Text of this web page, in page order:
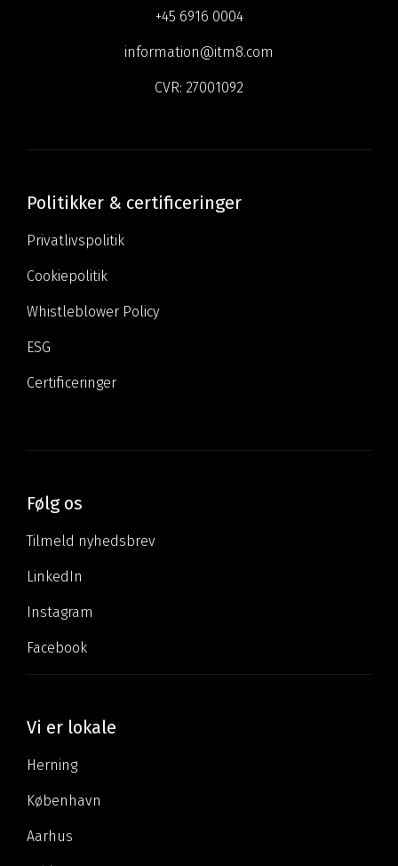
+45 6916 0004
information@itm8.com
CVR: 27001092
Politikker & certificeringer
Privatlivspolitik
Cookiepolitik
Whistleblower Policy
ESG
Certificeringer
Følg os
Tilmeld nyhedsbrev
LinkedIn
Instagram
Facebook
Vi er lokale
Herning
København
Aarhus